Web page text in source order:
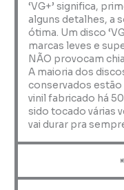
‘VG+’ significa,
alguns detalhes, a
ótima. Um disco
marcas leves e
NÃO provocam
A maioria dos
conservados estão
vinil fabricado há
sido tocado várias
vai durar pra